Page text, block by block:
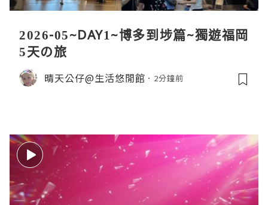
2026-05~DAY1~博多到埗篇~獨遊福岡
5天の旅
晴天公仔@生活悠閒館 2分鐘前